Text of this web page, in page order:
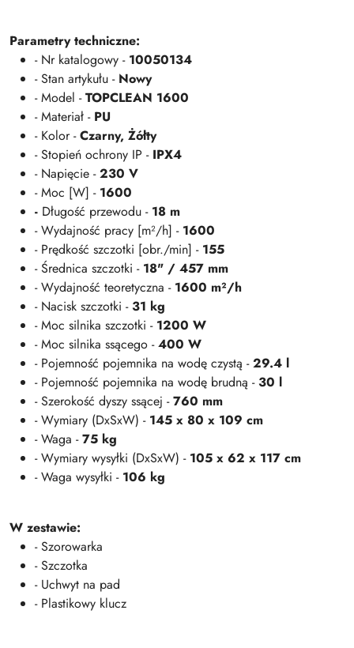
Parametry techniczne:
- Nr katalogowy - 10050134
- Stan artykułu - Nowy
- Model -TOPCLEAN 1600
- Materiał - PU
- Kolor -Czarny, Żółty
- Stopień ochrony IP - IPX4
- Napięcie -230 V
- Moc [W] - 1600
- Długość przewodu - 18 m
- Wydajność pracy [m²/h] - 1600
- Prędkość szczotki [obr./min] - 155
- Średnica szczotki - 18" / 457 mm
- Wydajność teoretyczna - 1600 m²/h
- Nacisk szczotki -31 kg
- Moc silnika szczotki - 1200 W
- Moc silnika ssącego -400 W
- Pojemność pojemnika na wodę czystą -29.4 l
- Pojemność pojemnika na wodę brudną -30 l
- Szerokość dyszy ssącej -760 mm
- Wymiary (DxSxW) - 145 x 80 x 109 cm
- Waga -75 kg
- Wymiary wysyłki (DxSxW) - 105 x 62 x 117 cm
- Waga wysyłki - 106 kg
W zestawie:
- Szorowarka
- Szczotka
- Uchwyt na pad
- Plastikowy klucz